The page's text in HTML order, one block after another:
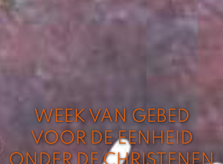
WEEK VAN GEBED
VOOR DE EENHEID